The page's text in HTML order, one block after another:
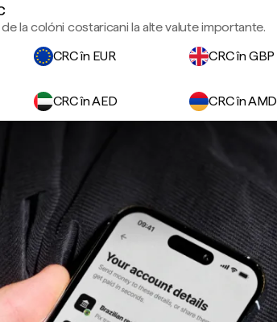
la colóni costaricani la alte valute importante.
CRC în EUR CRC în GBP
CRC în AED CRC în AMD